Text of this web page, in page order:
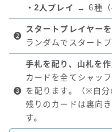
・2人プレイ → 6種（
❷
スタートプレイヤー
ランダムでスタート
❸
手札を配り、山札を
カードを全てシャッ
を配ります。（※自分
残りのカードは裏向
す。